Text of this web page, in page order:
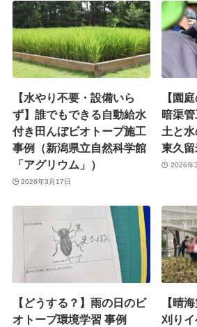
【水やり不要・設備いら
ず】誰でもできる自動給水
付き田んぼビオトープ施工
事例（新潟県立自然科学館
「アグリウム」）
2026年3月17日
【園
暗渠
土と
東久留
2026年
【どうする？】雨の日のビ
オトープ環境学習 事例
【晴
刈り